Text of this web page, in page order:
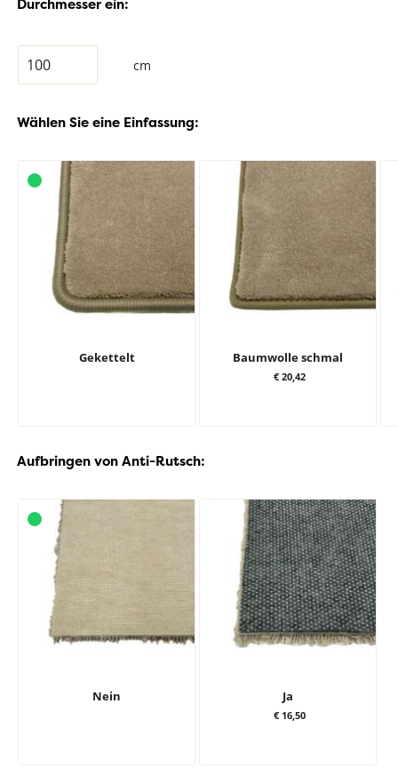
Durchmesser ein:
cm
Wählen Sie eine Einfassung:
Gekettelt Baumwolle schmal
€ 20,42
Aufbringen von Anti-Rutsch:
Nein Ja
€ 16,50